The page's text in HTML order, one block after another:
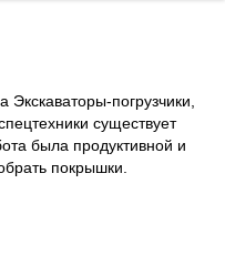
погрузчики,
существует
была продуктивной и
покрышки.